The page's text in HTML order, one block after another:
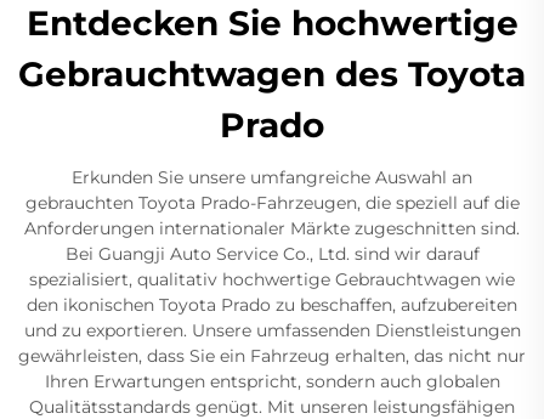
Entdecken Sie hochwertige
Gebrauchtwagen des Toyota
Prado
Erkunden Sie unsere umfangreiche Auswahl an
gebrauchten Toyota Prado-Fahrzeugen, die speziell auf die
Anforderungen internationaler Märkte zugeschnitten sind.
Bei Guangji Auto Service Co., Ltd. sind wir darauf
spezialisiert, qualitativ hochwertige Gebrauchtwagen wie
den ikonischen Toyota Prado zu beschaffen, aufzubereiten
und zu exportieren. Unsere umfassenden Dienstleistungen
gewährleisten, dass Sie ein Fahrzeug erhalten, das nicht nur
Ihren Erwartungen entspricht, sondern auch globalen
Qualitätsstandards genügt. Mit unseren leistungsfähigen